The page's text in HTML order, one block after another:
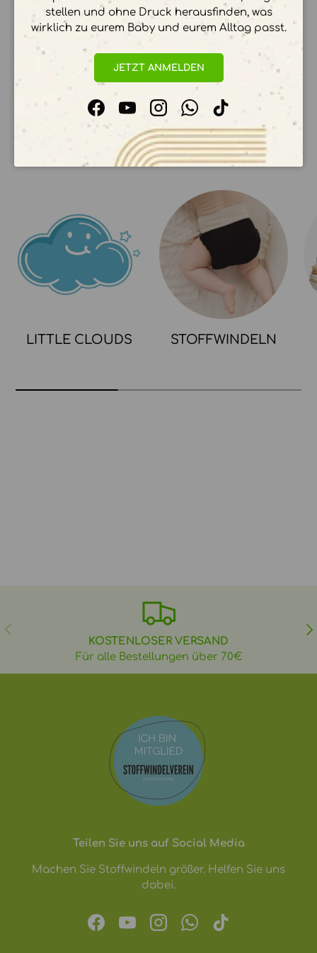
Ihre Zahlungsinformationen werden sicher
verarbeitet. Wir speichern keine
Kreditkartendetails.
UNSERE KOLLEKTIONEN
LITTLE CLOUDS STOFFWINDELN
stellen und ohne Druck herausfinden, was
wirklich zu eurem Baby und eurem Alltag passt.
JETZT ANMELDEN
FacebookYouTubeInstagramWhatsApp
TikTok
VORHERIGE
KOSTENLOSER VERSAND
Für alle Bestellungen über 70€
Teilen Sie uns auf Social Media
Machen Sie Stoffwindeln größer. Helfen Sie uns
dabei.
FacebookYouTubeInstagramWhatsApp
TikTok